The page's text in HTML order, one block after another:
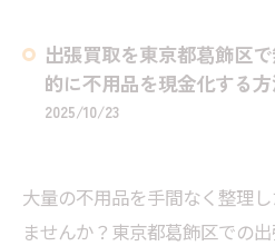
出張買取を東京都葛飾区
的に不用品を現金化する
2025/10/23
大量の不用品を手間なく整理
ませんか？東京都葛飾区での